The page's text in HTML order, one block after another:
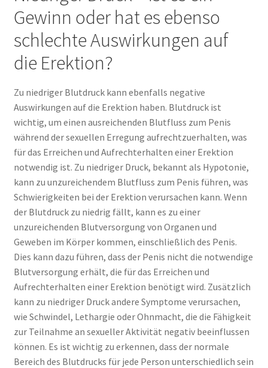
Gewinn oder hat es ebenso
schlechte Auswirkungen auf
die Erektion?
Zu niedriger Blutdruck kann ebenfalls negative
Auswirkungen auf die Erektion haben. Blutdruck ist
wichtig, um einen ausreichenden Blutfluss zum Penis
während der sexuellen Erregung aufrechtzuerhalten, was
für das Erreichen und Aufrechterhalten einer Erektion
notwendig ist. Zu niedriger Druck, bekannt als Hypotonie,
kann zu unzureichendem Blutfluss zum Penis führen, was
Schwierigkeiten bei der Erektion verursachen kann. Wenn
der Blutdruck zu niedrig fällt, kann es zu einer
unzureichenden Blutversorgung von Organen und
Geweben im Körper kommen, einschließlich des Penis.
Dies kann dazu führen, dass der Penis nicht die notwendige
Blutversorgung erhält, die für das Erreichen und
Aufrechterhalten einer Erektion benötigt wird. Zusätzlich
kann zu niedriger Druck andere Symptome verursachen,
wie Schwindel, Lethargie oder Ohnmacht, die die Fähigkeit
zur Teilnahme an sexueller Aktivität negativ beeinflussen
können. Es ist wichtig zu erkennen, dass der normale
Bereich des Blutdrucks für jede Person unterschiedlich sein